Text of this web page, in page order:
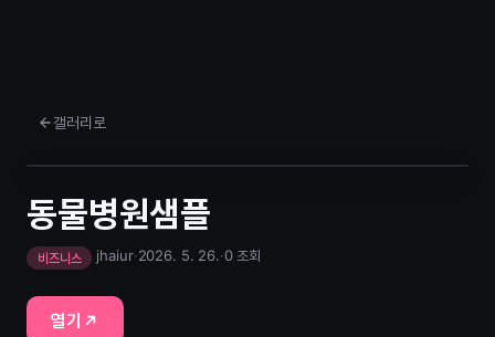
갤러리로
동물병원샘플
비즈니스 jhaiur·2026. 5. 26.·0 조회
열기